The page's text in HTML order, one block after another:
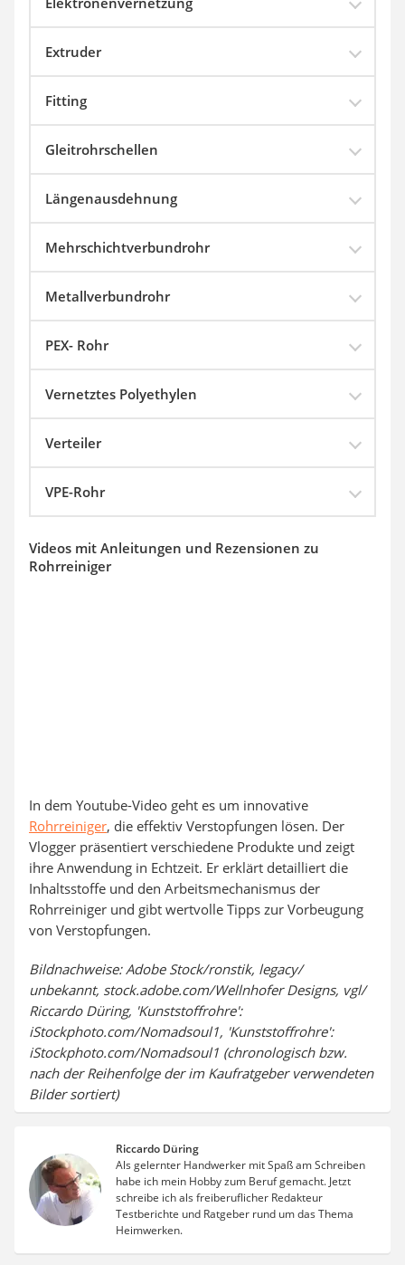
Extruder
Fitting
Gleitrohrschellen
Längenausdehnung
Mehrschichtverbundrohr
Metallverbundrohr
PEX- Rohr
Vernetztes Polyethylen
Verteiler
VPE-Rohr
Videos mit Anleitungen und Rezensionen zu
Rohrreiniger
In dem Youtube-Video geht es um innovative
Rohrreiniger, die effektiv Verstopfungen lösen. Der
Vlogger präsentiert verschiedene Produkte und zeigt
ihre Anwendung in Echtzeit. Er erklärt detailliert die
Inhaltsstoffe und den Arbeitsmechanismus der
Rohrreiniger und gibt wertvolle Tipps zur Vorbeugung
von Verstopfungen.
Bildnachweise: Adobe Stock/ronstik, legacy/
unbekannt, stock.adobe.com/Wellnhofer Designs, vgl/
Riccardo Düring, 'Kunststoffrohre':
iStockphoto.com/Nomadsoul1, 'Kunststoffrohre':
iStockphoto.com/Nomadsoul1 (chronologisch bzw.
nach der Reihenfolge der im Kaufratgeber verwendeten
Bilder sortiert)
Riccardo Düring
Als gelernter Handwerker mit Spaß am Schreiben
habe ich mein Hobby zum Beruf gemacht. Jetzt
schreibe ich als freiberuflicher Redakteur
Testberichte und Ratgeber rund um das Thema
Heimwerken.